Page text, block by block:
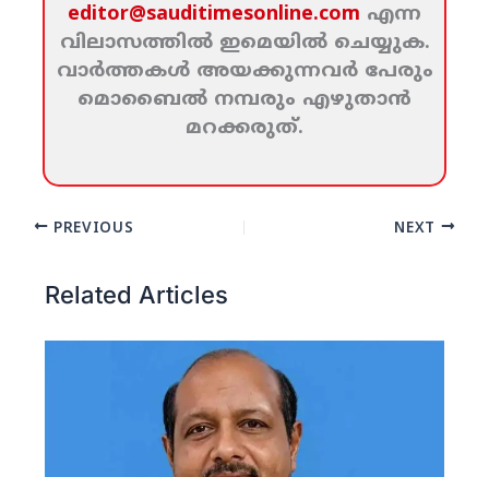
editor@sauditimesonline.com എന്ന
വിലാസത്തില്‍ ഇമെയില്‍ ചെയ്യുക.
വാര്‍ത്തകള്‍ അയക്കുന്നവര്‍ പേരും
മൊബൈല്‍ നമ്പരും എഴുതാന്‍
മറക്കരുത്‌.
PREVIOUS NEXT
Related Articles